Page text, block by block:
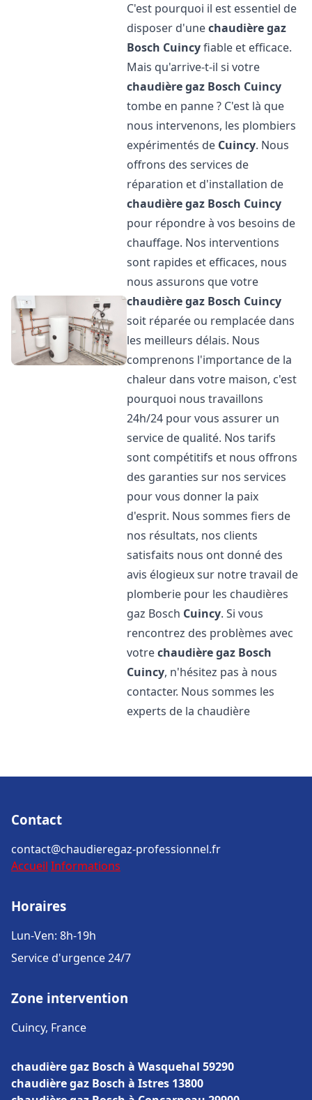
C'est pourquoi il est essentiel de
disposer d'unechaudière gaz
Bosch Cuincyfiable et efficace.
Mais qu'arrive-t-il si votre
chaudière gaz Bosch Cuincy
tombe en panne ? C'est là que
nous intervenons, les plombiers
expérimentés de Cuincy. Nous
offrons des services de
réparation et d'installation de
chaudière gaz Bosch Cuincy
pour répondre à vos besoins de
chauffage. Nos interventions
sont rapides et efficaces, nous
nous assurons que votre
chaudière gaz Bosch Cuincy
soit réparée ou remplacée dans
les meilleurs délais. Nous
comprenons l'importance de la
chaleur dans votre maison, c'est
pourquoi nous travaillons
24h/24 pour vous assurer un
service de qualité. Nos tarifs
sont compétitifs et nous offrons
des garanties sur nos services
pour vous donner la paix
d'esprit. Nous sommes fiers de
nos résultats, nos clients
satisfaits nous ont donné des
avis élogieux sur notre travail de
plomberie pour les chaudières
gaz Bosch Cuincy. Si vous
rencontrez des problèmes avec
votrechaudière gaz Bosch
Cuincy, n'hésitez pas à nous
contacter. Nous sommes les
experts de la chaudière
Contact
contact@chaudieregaz-professionnel.fr
Accueil Informations
Horaires
Lun-Ven: 8h-19h
Service d'urgence 24/7
Zone intervention
Cuincy, France
chaudière gaz Bosch à Wasquehal 59290
chaudière gaz Bosch à Istres 13800